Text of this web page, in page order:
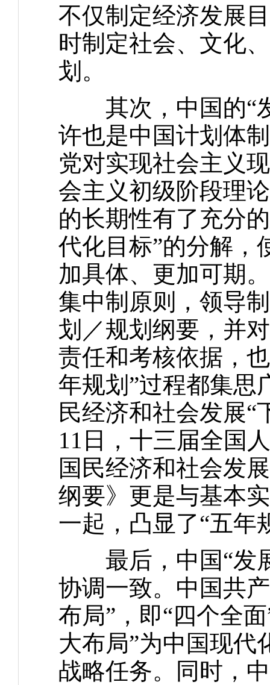
不仅制定经济发展
时制定社会、文化
划。
其次，中国的“发
许也是中国计划体
党对实现社会主义
会主义初级阶段理
的长期性有了充分
代化目标”的分解，
加具体、更加可期
集中制原则，领导
划／规划纲要，并
责任和考核依据，
年规划”过程都集思
民经济和社会发展“
11日，十三届全国
国民经济和社会发
纲要》更是与基本
一起，凸显了“五年
最后，中国“发展
协调一致。中国共
布局”，即“四个全
大布局”为中国现代
战略任务。同时，